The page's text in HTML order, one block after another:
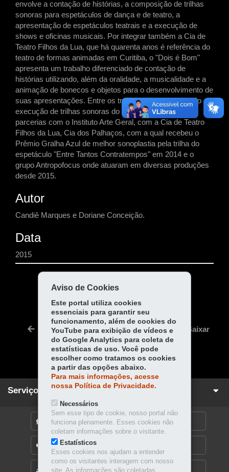
envolve a contação de histórias, a composição de trilhas
sonoras para espetáculos de dança e de teatro, a
apresentação de espetáculos teatrais e a execução de
shows e oficinas musicais. Por integrar também a Cia de
Teatro Filhos da Lua, que há quarenta anos é referência do
teatro de formas animadas em Curitiba, o "Dois é Bom"
apresenta um trabalho diferenciado de contação de
histórias utilizando, além da oralidade, a musicalidade e a
animação de bonecos e objetos para o desenvolvimento de
suas apresentações. Entre os trabalhos de composição e
execução de trilhas sonoras do duo destacam-se as
parcerias com o Instituto Arte Geral, com a Cia de Teatro
Filhos da Lua, Cia dos Palhaços, com a qual recebeu o
Prêmio Gralha Azul de melhor sonoplastia pela trilha do
espetáculo "Entre Tantos Contratempos" em 2014 e o
grupo Antropofocus onde atuaram em diversas produções
desde 2015.
Autor
Candiê Marques e Doriane Conceição.
Data
2015
COMPARTILHE:
Fa
ce
bo
ok
Tw
itt
er
ts
Ap
p
Voltar Início Imprimir Baixar
Serviços para você!
MAPA DO SITE
DENUNCIE CORRUPÇÃO
OUVIDORIA
Aviso de Cookies
Este portal utiliza cookies
essenciais para garantir seu
funcionamento, além de cookies do
YouTube para exibição de vídeos e
do Google Analytics para coleta de
estatísticas de uso. Você pode
escolher como tratamos os cookies
a partir das opções abaixo.
Para mais informações, acesse
nossa Política de Privacidade.
Necessários
Sem esse tipo de cookie, nosso portal não
funciona plenamente. Esses cookies não
coletam informações sobre o visitante.
Estatísticos
Esses cookies nos ajudam a entender
como os visitantes interagem com nosso
site. As informações são coletadas